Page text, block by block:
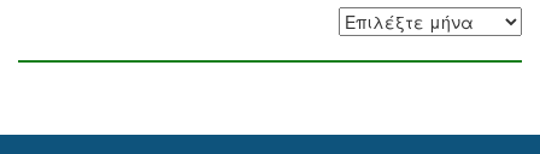
Αρχειοθέτηση